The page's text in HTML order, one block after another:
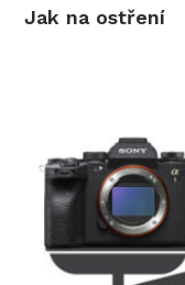
Jak na ostření